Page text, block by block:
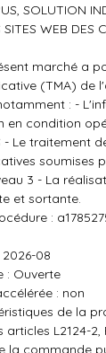
SOLUTION
WEB DES
marché a
(TMA) de
: -
en condition
- Le traitement
soumises
3 - La
et sortante.
:
08
: Ouverte
: non
de la
L2124-2,
la commande